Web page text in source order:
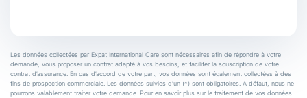
Les données collectées par Expat International Care sont nécessaires afin de répondre à votre
demande, vous proposer un contrat adapté à vos besoins, et faciliter la souscription de votre
contrat d’assurance. En cas d’accord de votre part, vos données sont également collectées à des
fins de prospection commerciale. Les données suivies d’un (*) sont obligatoires. A défaut, nous ne
pourrons valablement traiter votre demande. Pour en savoir plus sur le traitement de vos données